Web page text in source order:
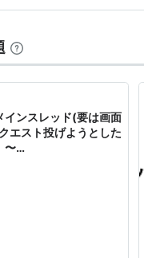
では、腹落ちの深さがか
、実験用の短いforを回し
インスレッド(要は画面
エスト投げようとした
〜